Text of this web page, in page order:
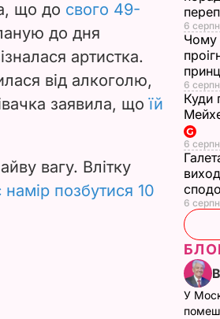
що до свого 49-
до дня
артистка.
від алкоголю,
заявила, щоїй
вагу. Влітку
намір позбутися 10
6
Чому
6
Куди
6
6
У